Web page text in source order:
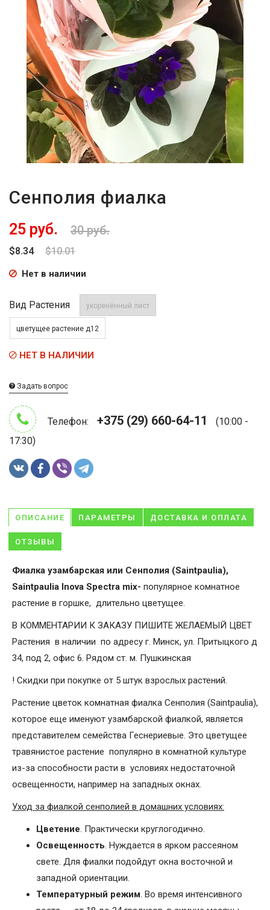
Сенполия фиалка
25 руб. 30 руб.
$8.34 $10.01
Нет в наличии
Вид Растения укоренённый лист
цветущее растение д12
НЕТ В НАЛИЧИИ
Задать вопрос
Телефон: +375 (29) 660-64-11
(10:00 -
17:30)
ОПИСАНИЕ ПАРАМЕТРЫ ДОСТАВКА И ОПЛАТА
ОТЗЫВЫ
Фиалка узамбарская или Сенполия (Saintpaulia),
Saintpaulia Inova Spectra mix- популярное комнатное
растение в горшке, длительно цветущее.
В КОММЕНТАРИИ К ЗАКАЗУ ПИШИТЕ ЖЕЛАЕМЫЙ ЦВЕТ
Растения в наличии по адресу г. Минск, ул. Притыцкого д
34, под 2, офис 6. Рядом ст. м. Пушкинская
! Скидки при покупке от 5 штук взрослых растений.
Растение цветок комнатная фиалка Сенполия (Saintpaulia),
которое еще именуют узамбарской фиалкой, является
представителем семейства Геснериевые. Это цветущее
травянистое растение популярно в комнатной культуре
из-за способности расти в условиях недостаточной
освещенности, например на западных окнах.
Уход за фиалкой сенполией в домашних условиях:
Цветение. Практически круглогодично.
Освещенность. Нуждается в ярком рассеяном
свете. Для фиалки подойдут окна восточной и
западной ориентации.
Температурный режим. Во время интенсивного